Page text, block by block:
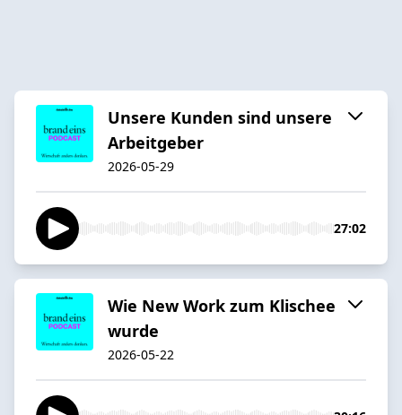
Unsere Kunden sind unsere
Arbeitgeber
2026-05-29
27:02
Wie New Work zum Klischee
wurde
2026-05-22